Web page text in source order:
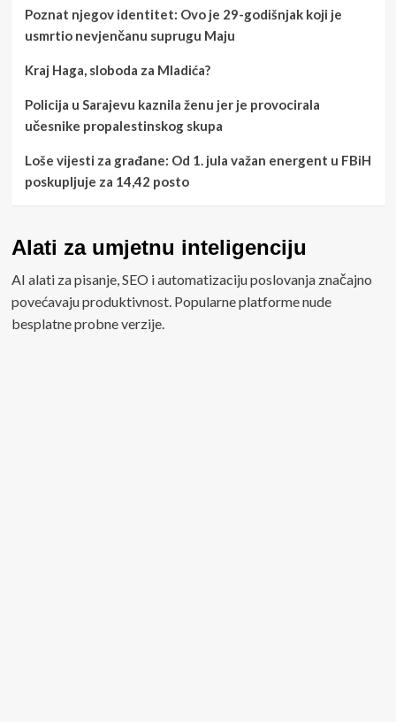
Poznat njegov identitet: Ovo je 29-godišnjak koji je
usmrtio nevjenčanu suprugu Maju
Kraj Haga, sloboda za Mladića?
Policija u Sarajevu kaznila ženu jer je provocirala
učesnike propalestinskog skupa
Loše vijesti za građane: Od 1. jula važan energent u FBiH
poskupljuje za 14,42 posto
Alati za umjetnu inteligenciju
AI alati za pisanje, SEO i automatizaciju poslovanja značajno
povećavaju produktivnost. Popularne platforme nude
besplatne probne verzije.